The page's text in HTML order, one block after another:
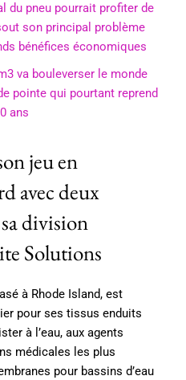
du pneu pourrait profiter de
son principal problème
bénéfices économiques
va bouleverser le monde
pointe qui pourtant reprend
ans
jeu en
avec deux
division
Solutions
à Rhode Island, est
pour ses tissus enduits
à l’eau, aux agents
médicales les plus
pour bassins d’eau